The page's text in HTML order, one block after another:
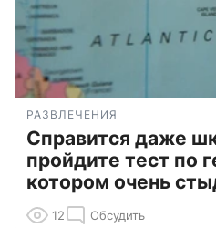
РАЗВЛЕЧЕНИЯ
Справится даже
пройдите тест по
котором очень
12 Обсудить